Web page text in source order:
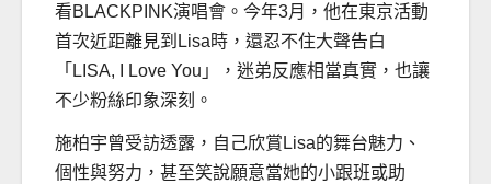
看BLACKPINK演唱會。今年3月，他在東京活動
首次近距離見到Lisa時，還忍不住大聲告白
「LISA, I Love You」，迷弟反應相當真實，也讓
不少粉絲印象深刻。
施柏宇曾受訪透露，自己欣賞Lisa的舞台魅力、
個性與努力，甚至笑說願意當她的小跟班或助